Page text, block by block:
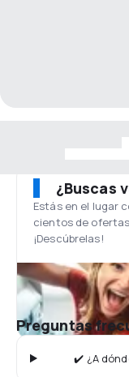
¿Buscas
Estás en el lugar
cientos de
¡Descúbrelas!
Preguntas
✔️ ¿A